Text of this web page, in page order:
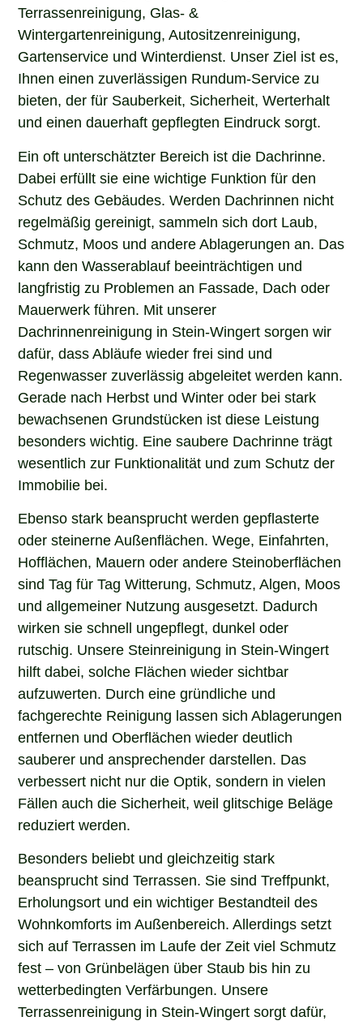
Terrassenreinigung, Glas- &
Wintergartenreinigung, Autositzenreinigung,
Gartenservice und Winterdienst. Unser Ziel ist es,
Ihnen einen zuverlässigen Rundum-Service zu
bieten, der für Sauberkeit, Sicherheit, Werterhalt
und einen dauerhaft gepflegten Eindruck sorgt.
Ein oft unterschätzter Bereich ist die Dachrinne.
Dabei erfüllt sie eine wichtige Funktion für den
Schutz des Gebäudes. Werden Dachrinnen nicht
regelmäßig gereinigt, sammeln sich dort Laub,
Schmutz, Moos und andere Ablagerungen an. Das
kann den Wasserablauf beeinträchtigen und
langfristig zu Problemen an Fassade, Dach oder
Mauerwerk führen. Mit unserer
Dachrinnenreinigung in Stein-Wingert sorgen wir
dafür, dass Abläufe wieder frei sind und
Regenwasser zuverlässig abgeleitet werden kann.
Gerade nach Herbst und Winter oder bei stark
bewachsenen Grundstücken ist diese Leistung
besonders wichtig. Eine saubere Dachrinne trägt
wesentlich zur Funktionalität und zum Schutz der
Immobilie bei.
Ebenso stark beansprucht werden gepflasterte
oder steinerne Außenflächen. Wege, Einfahrten,
Hofflächen, Mauern oder andere Steinoberflächen
sind Tag für Tag Witterung, Schmutz, Algen, Moos
und allgemeiner Nutzung ausgesetzt. Dadurch
wirken sie schnell ungepflegt, dunkel oder
rutschig. Unsere Steinreinigung in Stein-Wingert
hilft dabei, solche Flächen wieder sichtbar
aufzuwerten. Durch eine gründliche und
fachgerechte Reinigung lassen sich Ablagerungen
entfernen und Oberflächen wieder deutlich
sauberer und ansprechender darstellen. Das
verbessert nicht nur die Optik, sondern in vielen
Fällen auch die Sicherheit, weil glitschige Beläge
reduziert werden.
Besonders beliebt und gleichzeitig stark
beansprucht sind Terrassen. Sie sind Treffpunkt,
Erholungsort und ein wichtiger Bestandteil des
Wohnkomforts im Außenbereich. Allerdings setzt
sich auf Terrassen im Laufe der Zeit viel Schmutz
fest – von Grünbelägen über Staub bis hin zu
wetterbedingten Verfärbungen. Unsere
Terrassenreinigung in Stein-Wingert sorgt dafür,